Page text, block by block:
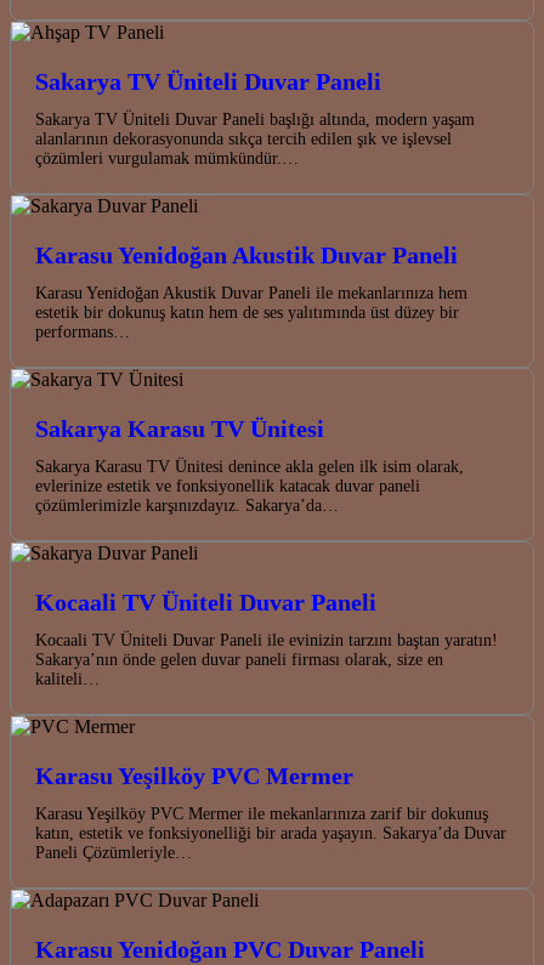
Sakarya TV Üniteli Duvar Paneli
Sakarya TV Üniteli Duvar Paneli başlığı altında, modern yaşam
alanlarının dekorasyonunda sıkça tercih edilen şık ve işlevsel
çözümleri vurgulamak mümkündür.…
Karasu Yenidoğan Akustik Duvar Paneli
Karasu Yenidoğan Akustik Duvar Paneli ile mekanlarınıza hem
estetik bir dokunuş katın hem de ses yalıtımında üst düzey bir
performans…
Sakarya Karasu TV Ünitesi
Sakarya Karasu TV Ünitesi denince akla gelen ilk isim olarak,
evlerinize estetik ve fonksiyonellik katacak duvar paneli
çözümlerimizle karşınızdayız. Sakarya’da…
Kocaali TV Üniteli Duvar Paneli
Kocaali TV Üniteli Duvar Paneli ile evinizin tarzını baştan yaratın!
Sakarya’nın önde gelen duvar paneli firması olarak, size en
kaliteli…
Karasu Yeşilköy PVC Mermer
Karasu Yeşilköy PVC Mermer ile mekanlarınıza zarif bir dokunuş
katın, estetik ve fonksiyonelliği bir arada yaşayın. Sakarya’da Duvar
Paneli Çözümleriyle…
Karasu Yenidoğan PVC Duvar Paneli